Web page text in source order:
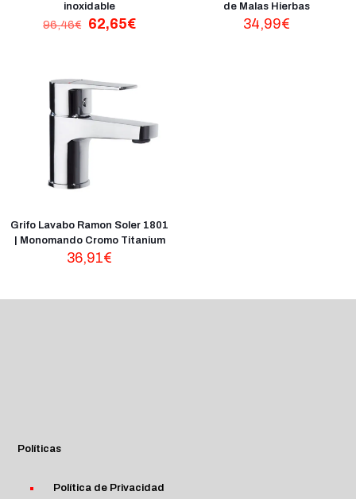
inoxidable
96,46€
El
96,46€.
62,65€El
62,65€.
de Malas Hierbas
34,99€
Grifo Lavabo Ramon Soler 1801
| Monomando Cromo Titanium
36,91€
Políticas
Política de Privacidad